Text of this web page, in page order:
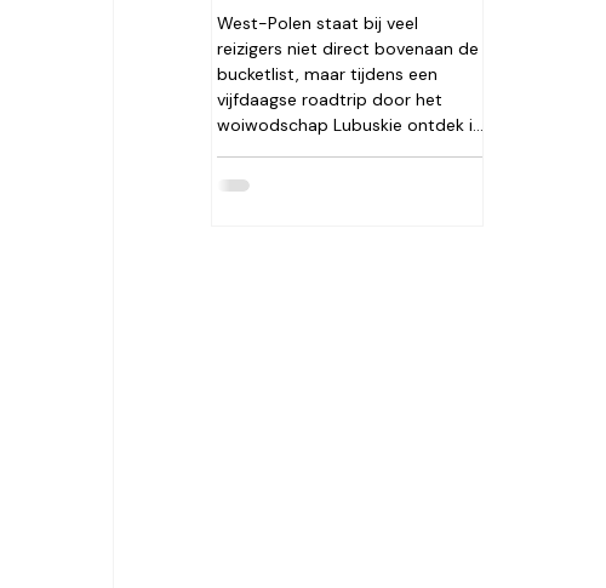
West-Polen staat bij veel
reizigers niet direct bovenaan de
bucketlist, maar tijdens een
vijfdaagse roadtrip door het
woiwodschap Lubuskie ontdek ik
walhalla en daarom een